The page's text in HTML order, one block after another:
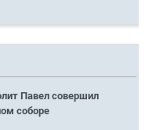
Павел совершил
соборе